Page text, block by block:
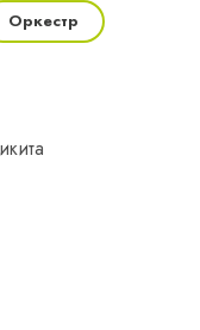
Оркестр